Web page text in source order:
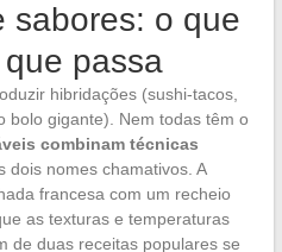
sabores: o que
passa
hibridações (sushi-tacos,
bolo gigante). Nem todas têm o
combinam técnicas
dois nomes chamativos. A
francesa com um recheio
as texturas e temperaturas
de duas receitas populares se